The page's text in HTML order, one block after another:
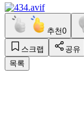
추천0
스크랩 공유
목록